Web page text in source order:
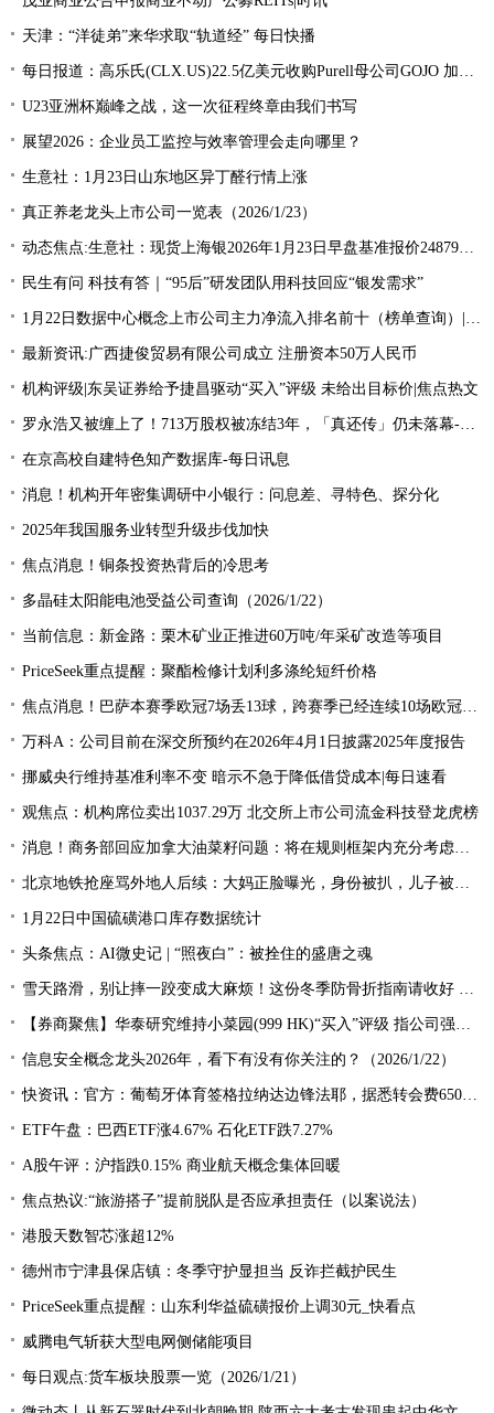
天津：“洋徒弟”来华求取“轨道经” 每日快播
每日报道：高乐氏(CLX.US)22.5亿美元收购Purell母公司GOJO 加码健康卫生市场
U23亚洲杯巅峰之战，这一次征程终章由我们书写
展望2026：企业员工监控与效率管理会走向哪里？
生意社：1月23日山东地区异丁醛行情上涨
真正养老龙头上市公司一览表（2026/1/23）
动态焦点:生意社：现货上海银2026年1月23日早盘基准报价24879元/千克
民生有问 科技有答｜“95后”研发团队用科技回应“银发需求”
1月22日数据中心概念上市公司主力净流入排名前十（榜单查询）|每日报道
最新资讯:广西捷俊贸易有限公司成立 注册资本50万人民币
机构评级|东吴证券给予捷昌驱动“买入”评级 未给出目标价|焦点热文
罗永浩又被缠上了！713万股权被冻结3年，「真还传」仍未落幕-播资讯
在京高校自建特色知产数据库-每日讯息
消息！机构开年密集调研中小银行：问息差、寻特色、探分化
2025年我国服务业转型升级步伐加快
焦点消息！铜条投资热背后的冷思考
多晶硅太阳能电池受益公司查询（2026/1/22）
当前信息：新金路：栗木矿业正推进60万吨/年采矿改造等项目
PriceSeek重点提醒：聚酯检修计划利多涤纶短纤价格
焦点消息！巴萨本赛季欧冠7场丢13球，跨赛季已经连续10场欧冠失球
万科A：公司目前在深交所预约在2026年4月1日披露2025年度报告
挪威央行维持基准利率不变 暗示不急于降低借贷成本|每日速看
观焦点：机构席位卖出1037.29万 北交所上市公司流金科技登龙虎榜
消息！商务部回应加拿大油菜籽问题：将在规则框架内充分考虑加方合理诉求
北京地铁抢座骂外地人后续：大妈正脸曝光，身份被扒，儿子被牵连|每日观点
1月22日中国硫磺港口库存数据统计
头条焦点：AI微史记 | “照夜白”：被拴住的盛唐之魂
雪天路滑，别让摔一跤变成大麻烦！这份冬季防骨折指南请收好 焦点关注
【券商聚焦】华泰研究维持小菜园(999 HK)“买入”评级 指公司强化性价比优势拥抱高质量增长_播资讯
信息安全概念龙头2026年，看下有没有你关注的？（2026/1/22）
快资讯：官方：葡萄牙体育签格拉纳达边锋法耶，据悉转会费650万欧元
ETF午盘：巴西ETF涨4.67% 石化ETF跌7.27%
A股午评：沪指跌0.15% 商业航天概念集体回暖
焦点热议:“旅游搭子”提前脱队是否应承担责任（以案说法）
港股天数智芯涨超12%
德州市宁津县保店镇：冬季守护显担当 反诈拦截护民生
PriceSeek重点提醒：山东利华益硫磺报价上调30元_快看点
威腾电气斩获大型电网侧储能项目
每日观点:货车板块股票一览（2026/1/21）